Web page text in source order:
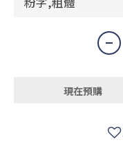
現在預購